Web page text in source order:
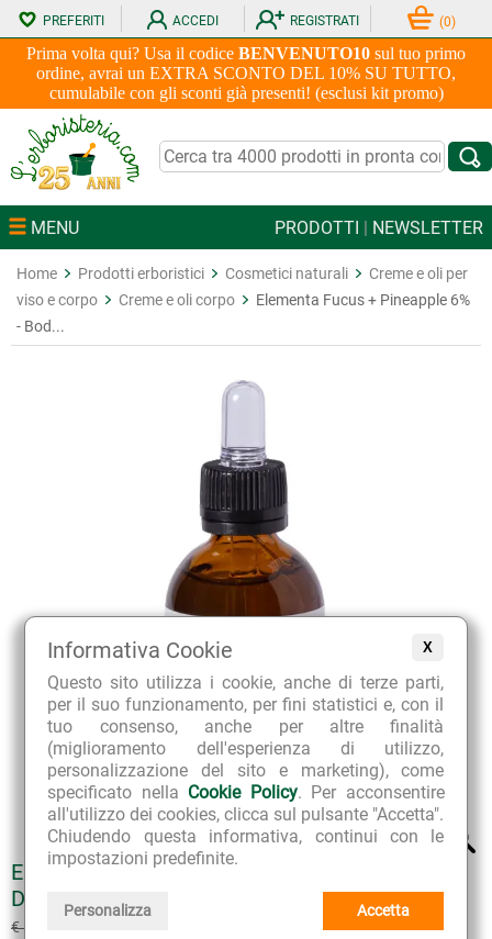
X
Informativa Cookie
Questo sito utilizza i cookie, anche di terze parti,
per il suo funzionamento, per fini statistici e, con il
tuo consenso, anche per altre finalità
(miglioramento dell'esperienza di utilizzo,
personalizzazione del sito e marketing), come
specificato nella Cookie Policy. Per acconsentire
all'utilizzo dei cookies, clicca sul pulsante "Accetta".
Chiudendo questa informativa, continui con le
impostazioni predefinite.
Personalizza Accetta
Prima volta qui? Usa il codice BENVENUTO10 sul tuo primo
ordine, avrai un EXTRA SCONTO DEL 10% SU TUTTO,
cumulabile con gli sconti già presenti! (esclusi kit promo)
PREFERITI ACCEDI REGISTRATI (0)
MENU PRODOTTI | NEWSLETTER
Home Prodotti erboristici Cosmetici naturali
Creme e oli per
viso e corpo
Creme e oli corpo
Elementa Fucus + Pineapple 6%
- Bod...
ELEMENTA FUCUS + PINEAPPLE 6% - BODY
DETOX
€ 12.50 € 11.25